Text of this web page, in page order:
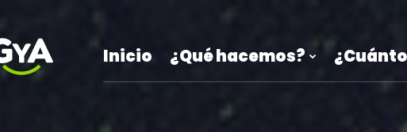
Inicio ¿Qué hacemos?